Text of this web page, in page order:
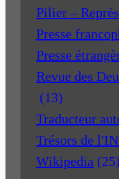
Pilier –
Presse
Presse
Revue des
(13)
Traducteur
Trésors de
Wikipedia (25)